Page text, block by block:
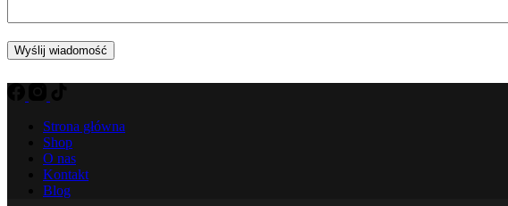
Wyślij wiadomość
Strona główna
Shop
O nas
Kontakt
Blog